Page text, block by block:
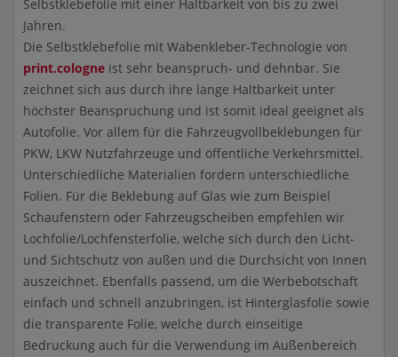
Selbstklebefolie mit einer Haltbarkeit von bis zu zwei
Jahren.
Die Selbstklebefolie mit Wabenkleber-Technologie von
print.cologne ist sehr beanspruch- und dehnbar. Sie
zeichnet sich aus durch ihre lange Haltbarkeit unter
höchster Beanspruchung und ist somit ideal geeignet als
Autofolie. Vor allem für die Fahrzeugvollbeklebungen für
PKW, LKW Nutzfahrzeuge und öffentliche Verkehrsmittel.
Unterschiedliche Materialien fordern unterschiedliche
Folien. Für die Beklebung auf Glas wie zum Beispiel
Schaufenstern oder Fahrzeugscheiben empfehlen wir
Lochfolie/Lochfensterfolie, welche sich durch den Licht-
und Sichtschutz von außen und die Durchsicht von Innen
auszeichnet. Ebenfalls passend, um die Werbebotschaft
einfach und schnell anzubringen, ist Hinterglasfolie sowie
die transparente Folie, welche durch einseitige
Bedruckung auch für die Verwendung im Außenbereich